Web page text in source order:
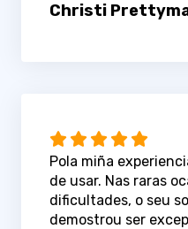
Christi
Pola miña
de usar. Nas raras
dificultades, o seu
demostrou ser